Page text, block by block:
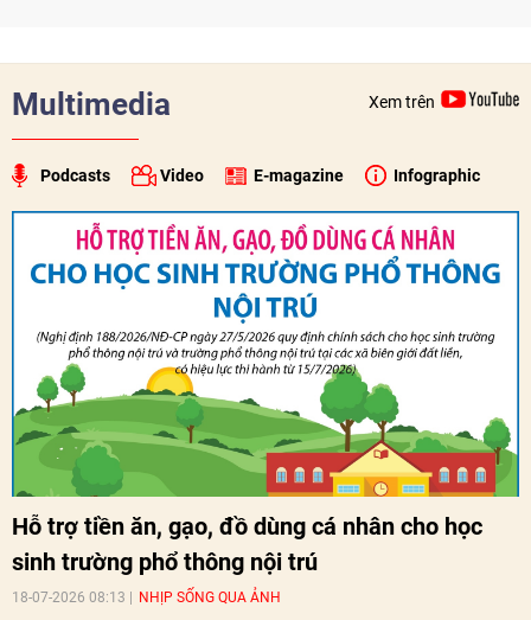
Multimedia Xem trên
Podcasts Video E-magazine Infographic
Hỗ trợ tiền ăn, gạo, đồ dùng cá nhân cho học
sinh trường phổ thông nội trú
18-07-2026 08:13 NHỊP SỐNG QUA ẢNH